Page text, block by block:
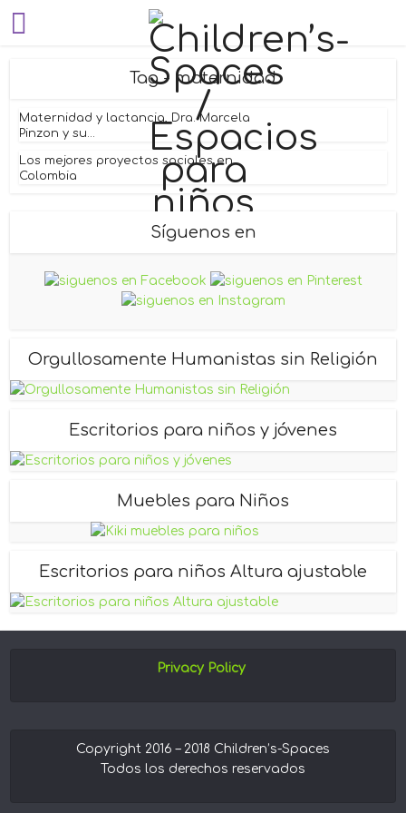
Tag - maternidad
Maternidad y lactancia, Dra. Marcela
Pinzon y su...
Los mejores proyectos sociales en
Colombia
Síguenos en
Orgullosamente Humanistas sin Religión
Escritorios para niños y jóvenes
Muebles para Niños
Escritorios para niños Altura ajustable
Privacy Policy
Copyright 2016 – 2018 Children’s-Spaces
Todos los derechos reservados